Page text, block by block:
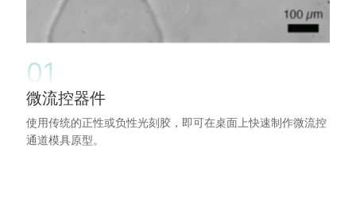
重复性
手动XY定位平台 12.7 mm x 12.7 mm行程范围
电动Z轴定位
X轴和Y轴二轴角度定位 角范围±12600角秒，角分辨率
01
微流控器件
使用传统的正性或负性光刻胶，即可在桌面上快速制作微流控
通道模具原型。